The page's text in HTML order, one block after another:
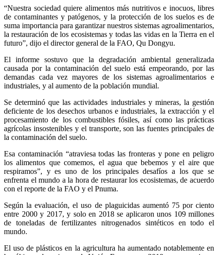
“Nuestra sociedad quiere alimentos más nutritivos e inocuos, libres
de contaminantes y patógenos, y la protección de los suelos es de
suma importancia para garantizar nuestros sistemas agroalimentarios,
la restauración de los ecosistemas y todas las vidas en la Tierra en el
futuro”, dijo el director general de la FAO, Qu Dongyu.
El informe sostuvo que la degradación ambiental generalizada
causada por la contaminación del suelo está empeorando, por las
demandas cada vez mayores de los sistemas agroalimentarios e
industriales, y al aumento de la población mundial.
Se determinó que las actividades industriales y mineras, la gestión
deficiente de los desechos urbanos e industriales, la extracción y el
procesamiento de los combustibles fósiles, así como las prácticas
agrícolas insostenibles y el transporte, son las fuentes principales de
la contaminación del suelo.
Esa contaminación “atraviesa todas las fronteras y pone en peligro
los alimentos que comemos, el agua que bebemos y el aire que
respiramos”, y es uno de los principales desafíos a los que se
enfrenta el mundo a la hora de restaurar los ecosistemas, de acuerdo
con el reporte de la FAO y el Pnuma.
Según la evaluación, el uso de plaguicidas aumentó 75 por ciento
entre 2000 y 2017, y solo en 2018 se aplicaron unos 109 millones
de toneladas de fertilizantes nitrogenados sintéticos en todo el
mundo.
El uso de plásticos en la agricultura ha aumentado notablemente en